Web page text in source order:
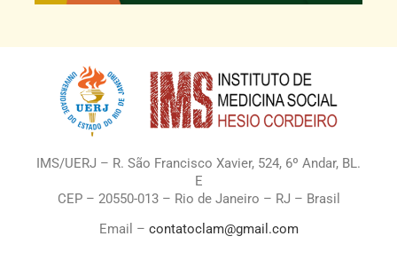
IMS/UERJ – R. São Francisco Xavier, 524, 6º Andar, BL.
E
CEP – 20550-013 – Rio de Janeiro – RJ – Brasil
Email – contatoclam@gmail.com